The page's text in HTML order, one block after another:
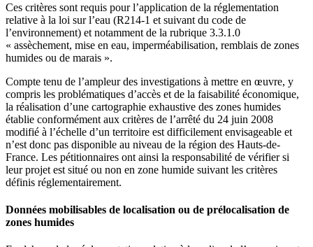
Ces critères sont requis pour l’application de la réglementation
relative à la loi sur l’eau (R214-1 et suivant du code de
l’environnement) et notamment de la rubrique 3.3.1.0
« assèchement, mise en eau, imperméabilisation, remblais de zones
humides ou de marais ».
Compte tenu de l’ampleur des investigations à mettre en œuvre, y
compris les problématiques d’accès et de la faisabilité économique,
la réalisation d’une cartographie exhaustive des zones humides
établie conformément aux critères de l’arrêté du 24 juin 2008
modifié à l’échelle d’un territoire est difficilement envisageable et
n’est donc pas disponible au niveau de la région des Hauts-de-
France. Les pétitionnaires ont ainsi la responsabilité de vérifier si
leur projet est situé ou non en zone humide suivant les critères
définis réglementairement.
Données mobilisables de localisation ou de prélocalisation de
zones humides